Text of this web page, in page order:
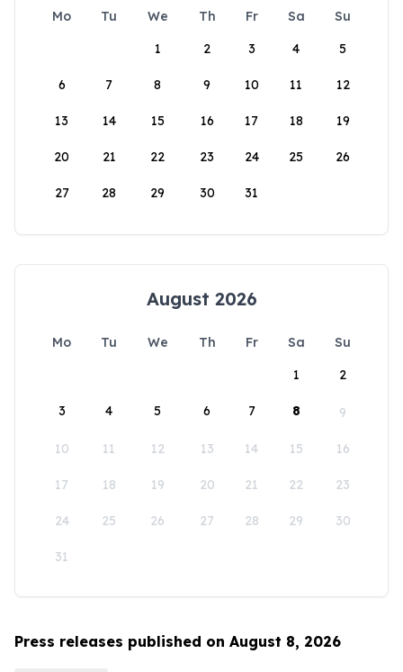
Mo Tu We Th Fr Sa
Su
1
2 3 4 5
6 7 8 9 10 11 12
13 14 15 16 17 18 19
20 21 22 23 24 25 26
27 28 29 30 31
August 2026
Mo Tu We Th Fr Sa
Su
1
2
3 4 5 6 7 8 9
10 11 12 13 14 15 16
17 18 19 20 21 22 23
24 25 26 27 28 29 30
31
Press releases published on August 8, 2026